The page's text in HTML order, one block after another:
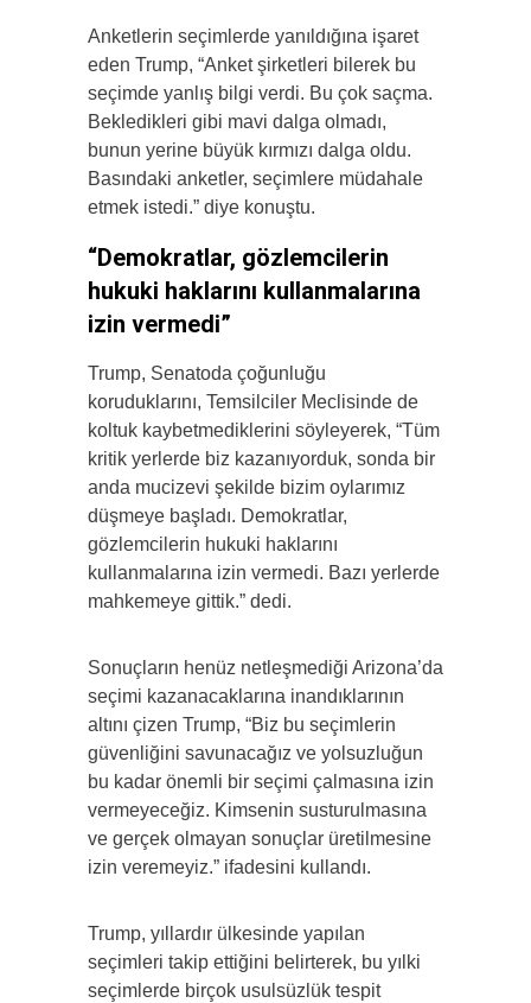
Anketlerin seçimlerde yanıldığına işaret
eden Trump, “Anket şirketleri bilerek bu
seçimde yanlış bilgi verdi. Bu çok saçma.
Bekledikleri gibi mavi dalga olmadı,
bunun yerine büyük kırmızı dalga oldu.
Basındaki anketler, seçimlere müdahale
etmek istedi.” diye konuştu.
“Demokratlar, gözlemcilerin
hukuki haklarını kullanmalarına
izin vermedi”
Trump, Senatoda çoğunluğu
koruduklarını, Temsilciler Meclisinde de
koltuk kaybetmediklerini söyleyerek, “Tüm
kritik yerlerde biz kazanıyorduk, sonda bir
anda mucizevi şekilde bizim oylarımız
düşmeye başladı. Demokratlar,
gözlemcilerin hukuki haklarını
kullanmalarına izin vermedi. Bazı yerlerde
mahkemeye gittik.” dedi.
Sonuçların henüz netleşmediği Arizona’da
seçimi kazanacaklarına inandıklarının
altını çizen Trump, “Biz bu seçimlerin
güvenliğini savunacağız ve yolsuzluğun
bu kadar önemli bir seçimi çalmasına izin
vermeyeceğiz. Kimsenin susturulmasına
ve gerçek olmayan sonuçlar üretilmesine
izin veremeyiz.” ifadesini kullandı.
Trump, yıllardır ülkesinde yapılan
seçimleri takip ettiğini belirterek, bu yılki
seçimlerde birçok usulsüzlük tespit